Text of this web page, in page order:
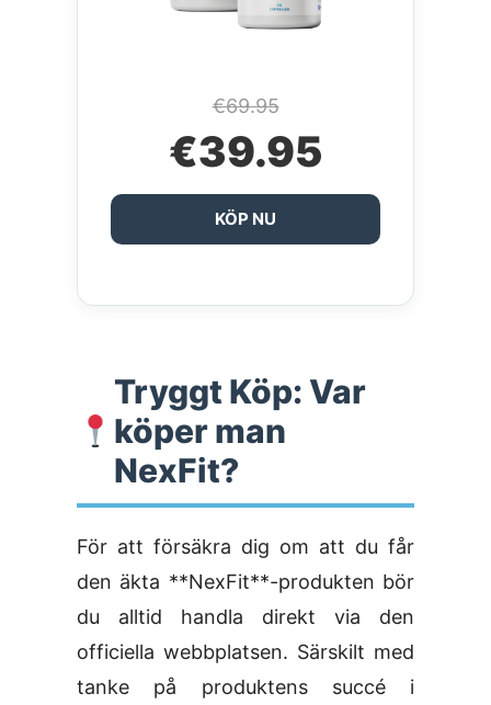
€69.95
€39.95
KÖP NU
Tryggt Köp: Var
köper man
NexFit?
För att försäkra dig om att du får
den äkta **NexFit**-produkten bör
du alltid handla direkt via den
officiella webbplatsen. Särskilt med
tanke på produktens succé i